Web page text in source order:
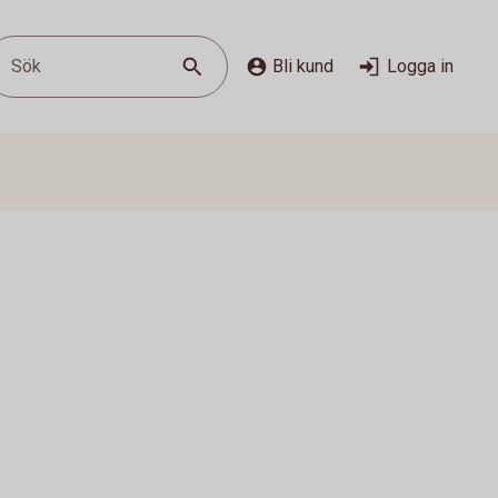
Sök Bli kund Logga in